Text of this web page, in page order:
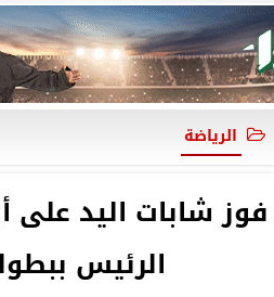
الرياضة
فوز شابات اليد
الرئيس